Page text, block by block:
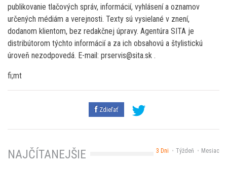
publikovanie tlačových správ, informácií, vyhlásení a oznamov
určených médiám a verejnosti. Texty sú vysielané v znení,
dodanom klientom, bez redakčnej úpravy. Agentúra SITA je
distribútorom týchto informácií a za ich obsahovú a štylistickú
úroveň nezodpovedá. E-mail: prservis@sita.sk .
fi;mt
Zdieľať
3 Dni Týždeň Mesiac
NAJČÍTANEJŠIE